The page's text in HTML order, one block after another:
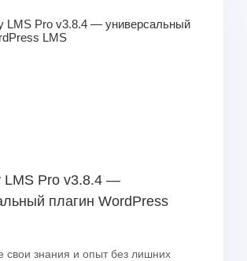
LMS Pro v3.8.4 —
плагин WordPress
свои знания и опыт без лишних